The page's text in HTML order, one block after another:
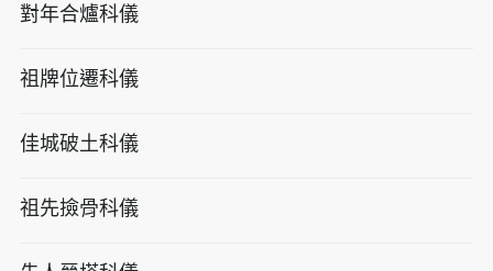
對年合爐科儀
祖牌位遷科儀
佳城破土科儀
祖先撿骨科儀